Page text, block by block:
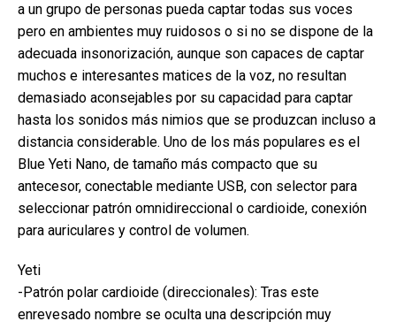
a un grupo de personas pueda captar todas sus voces
pero en ambientes muy ruidosos o si no se dispone de la
adecuada insonorización, aunque son capaces de captar
muchos e interesantes matices de la voz, no resultan
demasiado aconsejables por su capacidad para captar
hasta los sonidos más nimios que se produzcan incluso a
distancia considerable. Uno de los más populares es el
Blue Yeti Nano, de tamaño más compacto que su
antecesor, conectable mediante USB, con selector para
seleccionar patrón omnidireccional o cardioide, conexión
para auriculares y control de volumen.
Yeti
-Patrón polar cardioide (direccionales): Tras este
enrevesado nombre se oculta una descripción muy